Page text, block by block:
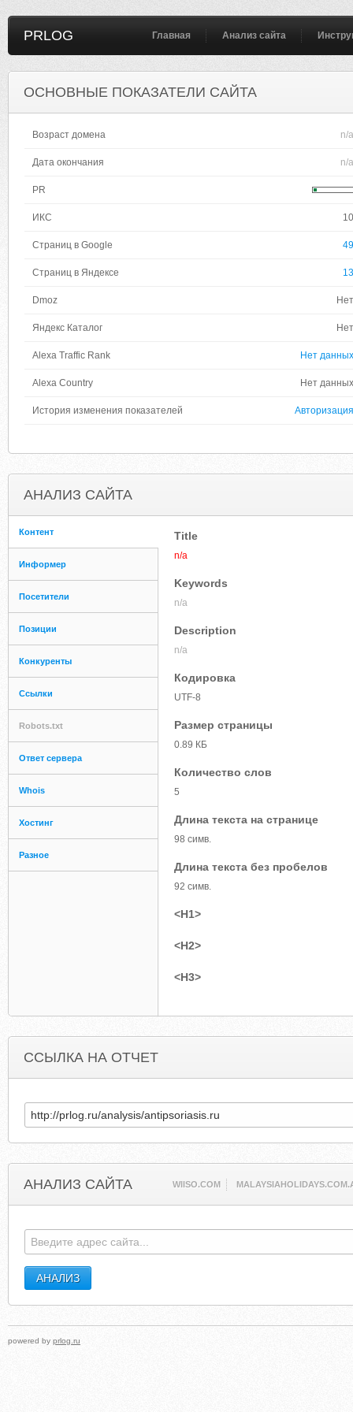
PRLOG Главная Анализ сайта
ОСНОВНЫЕ ПОКАЗАТЕЛИ САЙТА
Возраст домена n/a
Дата окончания n/a
PR
ИКС 10
Страниц в Google 49
Страниц в Яндексе 13
Dmoz Нет
Яндекс Каталог Нет
Alexa Traffic Rank Нет данных
Alexa Country Нет данных
История изменения показателей Авторизация
АНАЛИЗ САЙТА
Контент
Информер
Посетители
Позиции
Конкуренты
Ссылки
Robots.txt
Ответ сервера
Whois
Хостинг
Разное
Title
n/a
Keywords
n/a
Description
n/a
Кодировка
UTF-8
Размер страницы
0.89 КБ
Количество слов
5
Длина текста на странице
98 симв.
Длина текста без пробелов
92 симв.
<H1>
<H2>
<H3>
ССЫЛКА НА ОТЧЕТ
АНАЛИЗ САЙТА WIISO.COM
powered by prlog.ru